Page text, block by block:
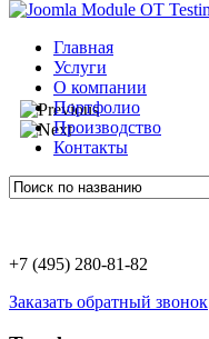
Главная
Услуги
О компании
Портфолио
Производство
Контакты
+7 (495) 280-81-82
Заказать обратный звонок